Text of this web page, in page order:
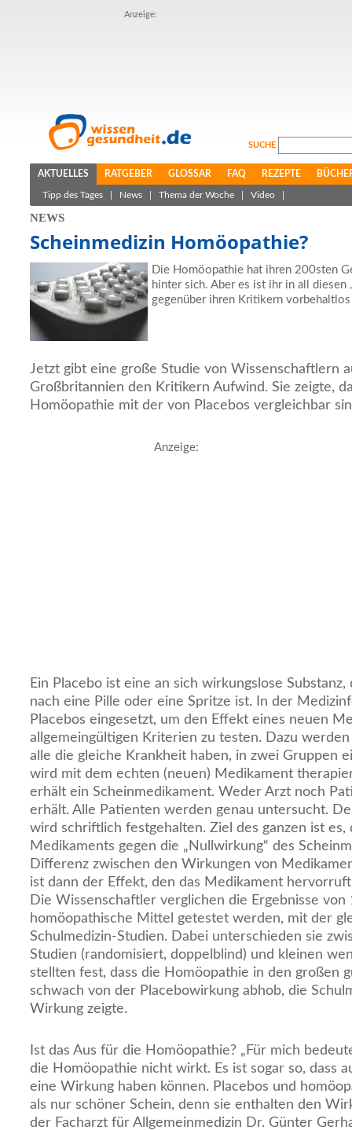
Anzeige:
SUCHE
AKTUELLES RATGEBER GLOSSAR FAQ REZEPTE
Tipp des Tages News Thema der Woche Video
NEWS
Scheinmedizin Homöopathie?
Die Homöopathie hat ihren 200sten
hinter sich. Aber es ist ihr in all diesen
gegenüber ihren Kritikern vorbehaltlos
Jetzt gibt eine große Studie von Wissenschaftlern
Großbritannien den Kritikern Aufwind. Sie zeigte,
Homöopathie mit der von Placebos vergleichbar
Anzeige:
Ein Placebo ist eine an sich wirkungslose
nach eine Pille oder eine Spritze ist. In der
Placebos eingesetzt, um den Effekt eines neuen
allgemeingültigen Kriterien zu testen. Dazu
alle die gleiche Krankheit haben, in zwei Gruppen
wird mit dem echten (neuen) Medikament
erhält ein Scheinmedikament. Weder Arzt noch
erhält. Alle Patienten werden genau untersucht.
wird schriftlich festgehalten. Ziel des ganzen ist es,
Medikaments gegen die „Nullwirkung“ des
Differenz zwischen den Wirkungen von
ist dann der Effekt, den das Medikament
Die Wissenschaftler verglichen die Ergebnisse von
homöopathische Mittel getestet werden, mit der
Schulmedizin-Studien. Dabei unterschieden sie
Studien (randomisiert, doppelblind) und kleinen
stellten fest, dass die Homöopathie in den großen
schwach von der Placebowirkung abhob, die
Wirkung zeigte.
Ist das Aus für die Homöopathie? „Für mich
die Homöopathie nicht wirkt. Es ist sogar so, dass
eine Wirkung haben können. Placebos und
als nur schöner Schein, denn sie enthalten den
der Facharzt für Allgemeinmedizin Dr. Günter